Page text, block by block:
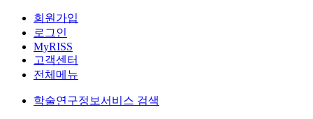
회원가입
로그인
MyRISS
고객센터
전체메뉴
학술연구정보서비스 검색